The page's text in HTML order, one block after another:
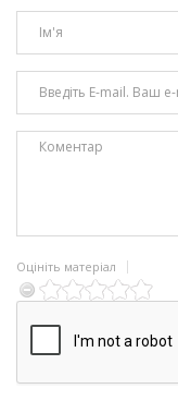
Оцініть матеріал